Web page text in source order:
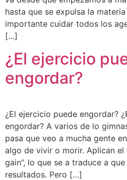
hasta que se expulsa la
importante cuidar todos los
[…]
¿El ejercicio
engordar?
¿El ejercicio puede engordar?
engordar? A varios de lo
pasa que veo a mucha gente
algo de vivir o morir. Aplican el
gain”, lo que se a traduce a
resultados. Pero […]